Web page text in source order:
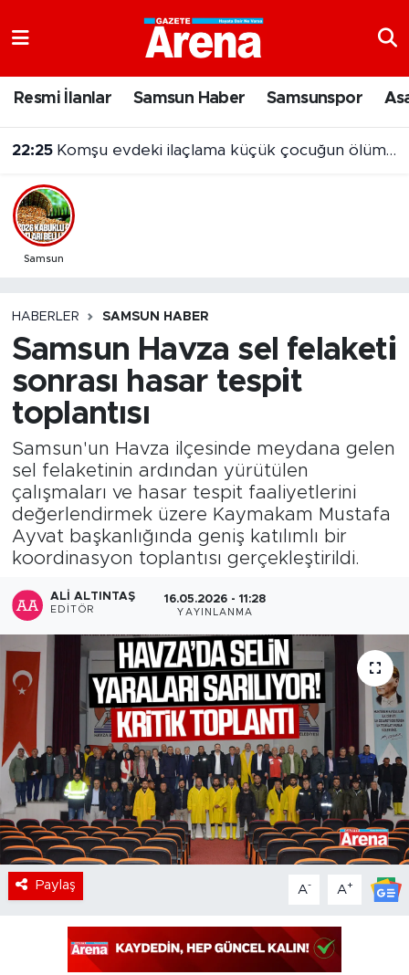
Resmi İlanlar Samsun Haber Samsunspor
22:25 Komşu evdeki ilaçlama küçük çocuğun ölümüne neden oldu
Samsun
HABERLER SAMSUN HABER
Samsun Havza sel felaketi
sonrası hasar tespit
toplantısı
Samsun'un Havza ilçesinde meydana gelen
sel felaketinin ardından yürütülen
çalışmaları ve hasar tespit faaliyetlerini
değerlendirmek üzere Kaymakam Mustafa
Ayvat başkanlığında geniş katılımlı bir
koordinasyon toplantısı gerçekleştirildi.
ALI ALTINTAŞ
EDITÖR
16.05.2026 - 11:28
YAYINLANMA
Paylaş A- A+
Samsun Namaz Vakitleri
Trafik Durumu
Süper Lig Puan Durumu ve Fikstür
Son Dakika Haberleri
Haber Arşivi